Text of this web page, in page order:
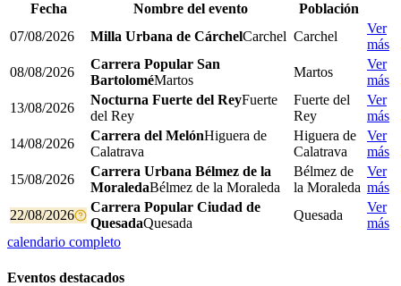
Fecha Nombre del evento
Población
07/08/2026
Milla Urbana de CárchelCarchel Carchel
Ver
más
08/08/2026
Carrera Popular San
BartoloméMartos
Martos
Ver
más
13/08/2026
Nocturna Fuerte del ReyFuerte
del Rey
Fuerte del
Rey
Ver
más
14/08/2026
Carrera del MelónHiguera de
Calatrava
Higuera de
Calatrava
Ver
más
15/08/2026
Carrera Urbana Bélmez de la
MoraledaBélmez de la Moraleda
Bélmez de
la Moraleda
Ver
más
22/08/2026
Carrera Popular Ciudad de
QuesadaQuesada
Quesada
Ver
más
calendario completo
Eventos destacados